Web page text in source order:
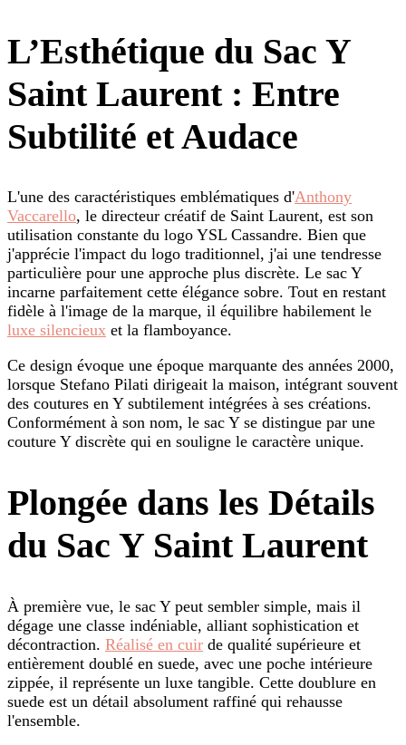
L’Esthétique du Sac Y
Saint Laurent : Entre
Subtilité et Audace
L'une des caractéristiques emblématiques d'Anthony
Vaccarello, le directeur créatif de Saint Laurent, est son
utilisation constante du logo YSL Cassandre. Bien que
j'apprécie l'impact du logo traditionnel, j'ai une tendresse
particulière pour une approche plus discrète. Le sac Y
incarne parfaitement cette élégance sobre. Tout en restant
fidèle à l'image de la marque, il équilibre habilement le
luxe silencieux et la flamboyance.
Ce design évoque une époque marquante des années 2000,
lorsque Stefano Pilati dirigeait la maison, intégrant souvent
des coutures en Y subtilement intégrées à ses créations.
Conformément à son nom, le sac Y se distingue par une
couture Y discrète qui en souligne le caractère unique.
Plongée dans les Détails
du Sac Y Saint Laurent
À première vue, le sac Y peut sembler simple, mais il
dégage une classe indéniable, alliant sophistication et
décontraction. Réalisé en cuir de qualité supérieure et
entièrement doublé en suede, avec une poche intérieure
zippée, il représente un luxe tangible. Cette doublure en
suede est un détail absolument raffiné qui rehausse
l'ensemble.